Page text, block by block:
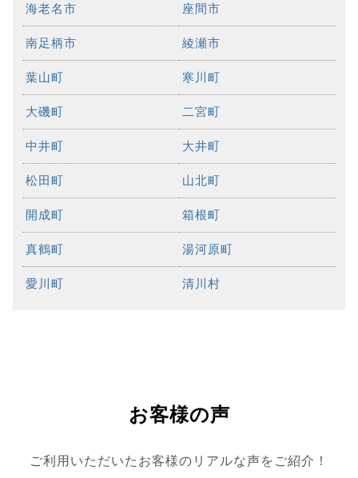
海老名市 座間市
南足柄市 綾瀬市
葉山町 寒川町
大磯町 二宮町
中井町 大井町
松田町 山北町
開成町 箱根町
真鶴町 湯河原町
愛川町 清川村
お客様の声
ご利用いただいたお客様のリアルな声をご紹介！